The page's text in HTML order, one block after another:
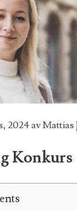
2024 avMattias
Konkurs